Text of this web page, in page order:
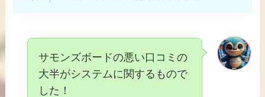
サモンズボードの悪い口コミの
大半がシステムに関するもので
した！